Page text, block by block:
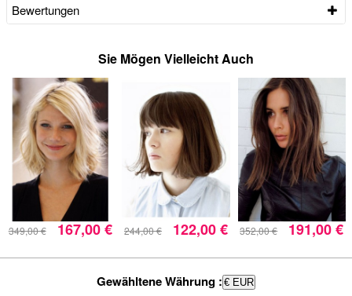
Bewertungen
Sie Mögen Vielleicht Auch
349,00 € 167,00 € 244,00 € 122,00 € 352,00 € 191,00 €
Gewähltene Währung : € EUR